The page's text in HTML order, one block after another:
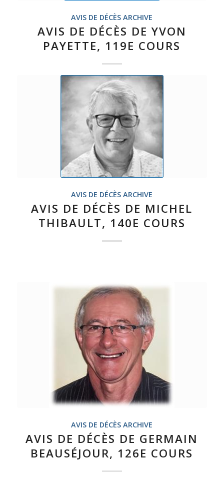
AVIS DE DÉCÈS ARCHIVE
AVIS DE DÉCÈS DE YVON
PAYETTE, 119E COURS
AVIS DE DÉCÈS ARCHIVE
AVIS DE DÉCÈS DE MICHEL
THIBAULT, 140E COURS
AVIS DE DÉCÈS ARCHIVE
AVIS DE DÉCÈS DE GERMAIN
BEAUSÉJOUR, 126E COURS